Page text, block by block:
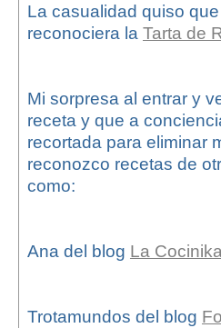
La casualidad quiso
reconociera la Tarta de
Mi sorpresa al entrar y
receta y que a
recortada para eliminar
reconozco recetas de
como:
Ana del blog La
Trotamundos del blog